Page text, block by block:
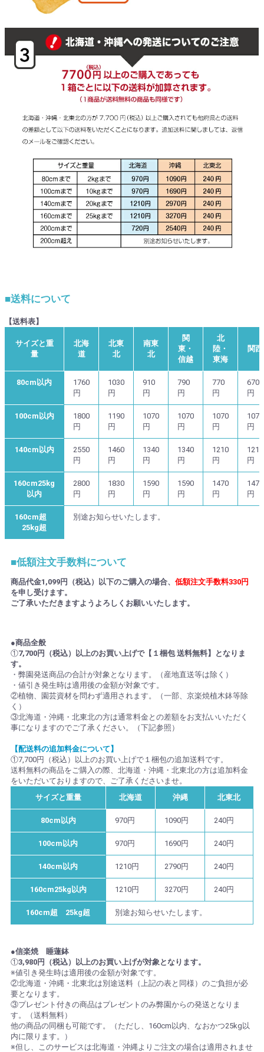
■送料について
【送料表】
サイズと重
量
北海
道
北東
北
南東
北
関
東・
信越
北
陸・
東海
関西
80cm以内
1760
円
1030
円
910
円
790
円
770
円
670
円
100cm以内
1800
円
1190
円
1070
円
1070
円
1070
円
1070
円
140cm以内
2550
円
1460
円
1340
円
1340
円
1210
円
1210
円
160cm25kg
以内
2800
円
1830
円
1590
円
1590
円
1470
円
1470
円
160cm超
25kg超
別途お知らせいたします。
■低額注文手数料について
商品代金1,099円（税込）以下のご購入の場合、 低額注文手数料330円
を申し受けます。
ご了承いただきますようよろしくお願いいたします。
●商品全般
①7,700円（税込）以上のお買い上げで【１梱包 送料無料】となりま
す。
・弊園発送商品の合計が対象となります。（産地直送等は除く）
・値引き発生時は適用後の金額が対象です。
②植物、園芸資材を問わず適用されます。（一部、京楽焼植木鉢等除
く）
③北海道・沖縄・北東北の方は通常料金との差額をお支払いいただく
事になりますのでご了承ください。（下記参照）
【配送料の追加料金について】
①7,700円（税込）以上のお買い上げで１梱包の追加送料です。
送料無料の商品をご購入の際、北海道・沖縄・北東北の方は追加料金
をいただいておりますので、ご了承くださいませ。
サイズと重量
北海道 沖縄 北東北
80cm以内 970円 1090円 240円
100cm以内 970円 1690円 240円
140cm以内 1210円 2790円 240円
160cm25kg以内 1210円 3270円 240円
160cm超 25kg超 別途お知らせいたします。
●信楽焼 睡蓮鉢
①3,980円（税込）以上のお買い上げが対象となります。
※値引き発生時は適用後の金額が対象です。
②北海道・沖縄・北東北は別途送料（上記の表と同様）のご負担が必
要となります。
③プレゼント付きの商品はプレゼントのみ弊園からの発送となりま
す。（送料無料）
他の商品の同梱も可能です。（ただし、160cm以内、なおかつ25kg以
内に限ります。）
※但し、このサービスは北海道・沖縄よりご注文の場合は適用されませ